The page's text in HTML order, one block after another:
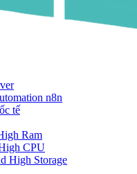
n8n
tế
Ram
CPU
High Storage